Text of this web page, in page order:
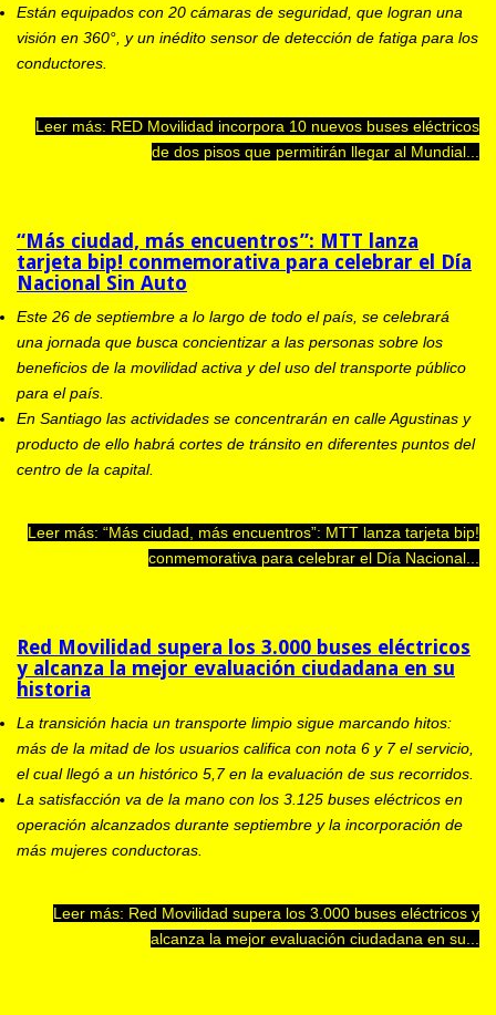
Están equipados con 20 cámaras de seguridad, que logran una
visión en 360°, y un inédito sensor de detección de fatiga para los
conductores.
Leer más: RED Movilidad incorpora 10 nuevos buses eléctricos
de dos pisos que permitirán llegar al Mundial...
“Más ciudad, más encuentros”: MTT lanza
tarjeta bip! conmemorativa para celebrar el Día
Nacional Sin Auto
Este 26 de septiembre a lo largo de todo el país, se celebrará
una jornada que busca concientizar a las personas sobre los
beneficios de la movilidad activa y del uso del transporte público
para el país.
En Santiago las actividades se concentrarán en calle Agustinas y
producto de ello habrá cortes de tránsito en diferentes puntos del
centro de la capital.
Leer más: “Más ciudad, más encuentros”: MTT lanza tarjeta bip!
conmemorativa para celebrar el Día Nacional...
Red Movilidad supera los 3.000 buses eléctricos
y alcanza la mejor evaluación ciudadana en su
historia
La transición hacia un transporte limpio sigue marcando hitos:
más de la mitad de los usuarios califica con nota 6 y 7 el servicio,
el cual llegó a un histórico 5,7 en la evaluación de sus recorridos.
La satisfacción va de la mano con los 3.125 buses eléctricos en
operación alcanzados durante septiembre y la incorporación de
más mujeres conductoras.
Leer más: Red Movilidad supera los 3.000 buses eléctricos y
alcanza la mejor evaluación ciudadana en su...